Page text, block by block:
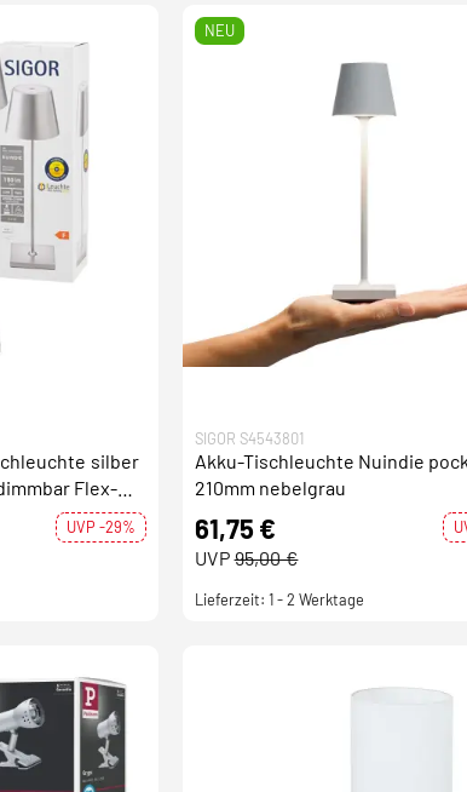
silber
Flex-
UVP -29%
NEU
SIGOR S4543801
Akku-Tischleuchte Nuindie
210mm nebelgrau
61,75 €
UVP95,00 €
Lieferzeit: 1 - 2 Werktage